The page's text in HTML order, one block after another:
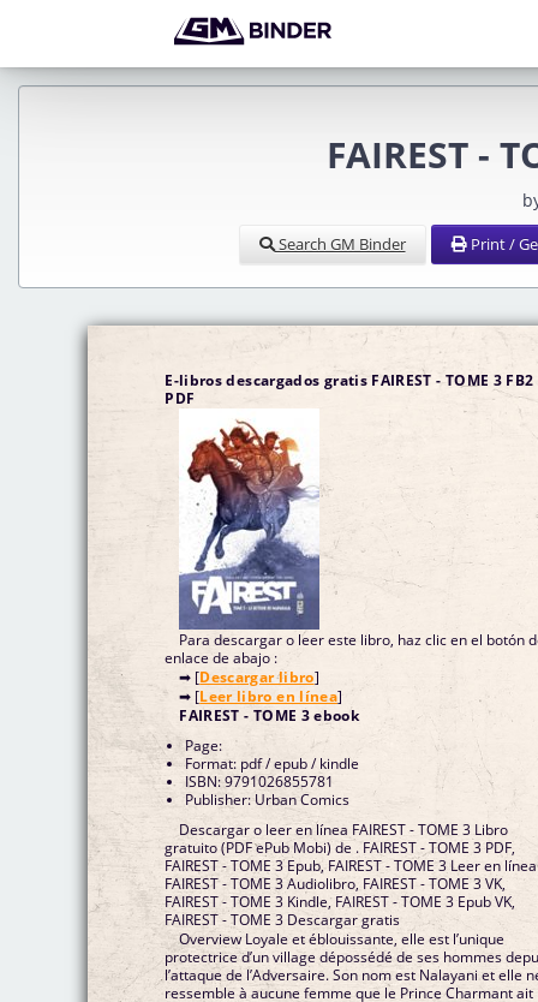
FAIREST -
Search GM Binder Print /
E-libros descargados gratis FAIREST - TOME 3 FB2
PDF
Para descargar o leer este libro, haz clic en el botón
enlace de abajo :
➡ [Descargar libro]
➡ [Leer libro en línea]
FAIREST - TOME 3 ebook
Page:
Format: pdf / epub / kindle
ISBN: 9791026855781
Publisher: Urban Comics
Descargar o leer en línea FAIREST - TOME 3 Libro
gratuito (PDF ePub Mobi) de . FAIREST - TOME 3 PDF,
FAIREST - TOME 3 Epub, FAIREST - TOME 3 Leer en línea ,
FAIREST - TOME 3 Audiolibro, FAIREST - TOME 3 VK,
FAIREST - TOME 3 Kindle, FAIREST - TOME 3 Epub VK,
FAIREST - TOME 3 Descargar gratis
Overview Loyale et éblouissante, elle est l’unique
protectrice d’un village dépossédé de ses hommes
l’attaque de l’Adversaire. Son nom est Nalayani et elle
ressemble à aucune femme que le Prince Charmant ait